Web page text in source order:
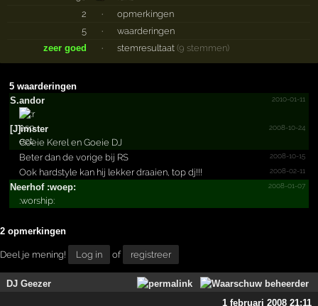
2
·
opmerkingen
5
·
waarderingen
zeer goed
· stemresultaat (9 stemmen)
5 waarderingen
S.andor
2010-01-11
[J]imster 2008-10-24
Goeie Kerel en Goeie DJ
2008-10-15
Beter dan de vorige bij RS
2008-02-11
Ook hardstyle kan hij lekker draaien, top dj!!!
Neerhof :woep:
2008-01-07
:worship:
2 opmerkingen
Deel je mening! Log in of registreer
DJ Geezer
1 februari 2008 21:11